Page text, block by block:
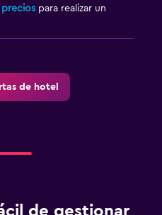
precios para realizar un
de hotel
de gestionar